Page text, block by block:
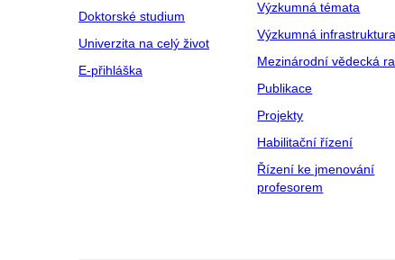
Doktorské studium
Univerzita na celý život
E-přihláška
Výzkumná témata
Výzkumná infrastruktura
Mezinárodní vědecká
Publikace
Projekty
Habilitační řízení
Řízení ke jmenování
profesorem